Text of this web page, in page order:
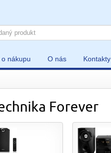
o nákupu O nás Kontakty
Forever